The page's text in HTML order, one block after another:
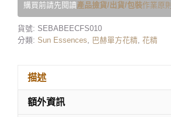
購買前請先閱讀產品撿貨/出貨/包裝作業原則
貨號: SEBABEECFS010
分類: Sun Essences, 巴赫單方花精, 花精
描述
額外資訊